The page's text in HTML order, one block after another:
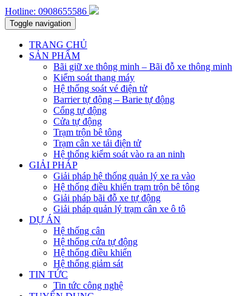
Hotline: 0908655586
Toggle navigation
TRANG CHỦ
SẢN PHẨM
Bãi giữ xe thông minh – Bãi đỗ xe thông minh
Kiểm soát thang máy
Hệ thống soát vé điện tử
Barrier tự động – Barie tự động
Cổng tự động
Cửa tự động
Trạm trộn bê tông
Trạm cân xe tải điện tử
Hệ thống kiểm soát vào ra an ninh
GIẢI PHÁP
Giải pháp hệ thống quản lý xe ra vào
Hệ thống điều khiển trạm trộn bê tông
Giải pháp bãi đỗ xe tự động
Giải pháp quản lý trạm cân xe ô tô
DỰ ÁN
Hệ thống cân
Hệ thống cửa tự động
Hệ thống điều khiển
Hệ thống giảm sát
TIN TỨC
Tin tức công nghệ